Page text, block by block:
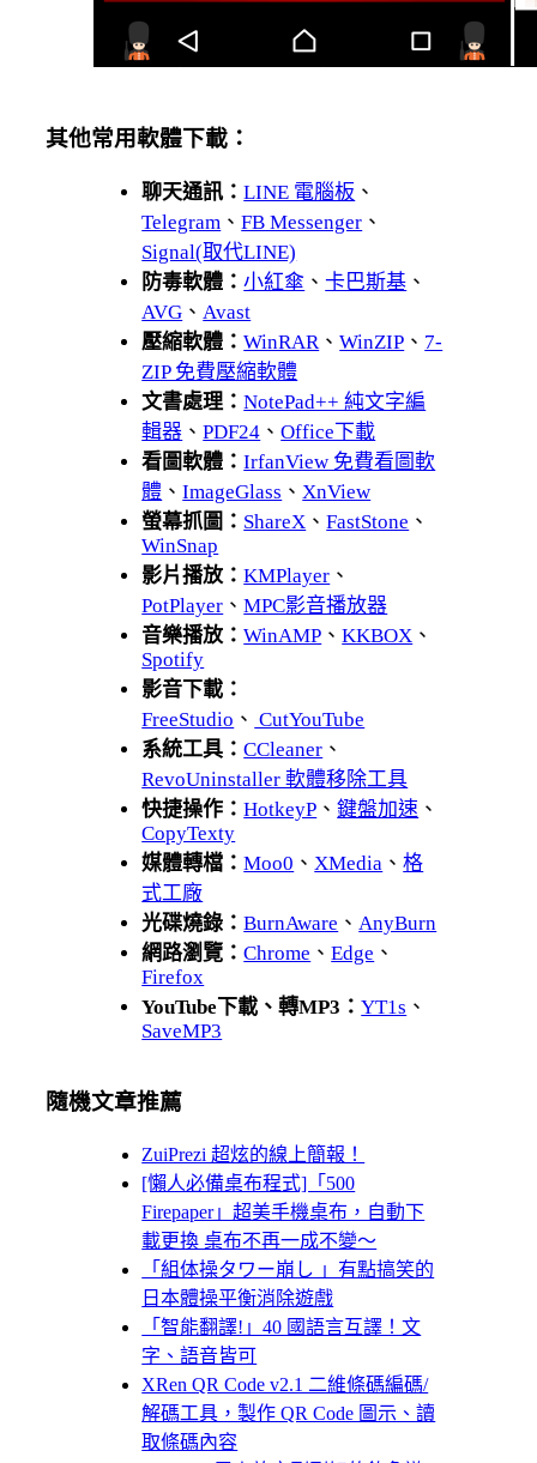
其他常用軟體下載：
聊天通訊：LINE 電腦板 、
Telegram 、FB Messenger 、
Signal(取代LINE)
防毒軟體：小紅傘 、卡巴斯基 、
AVG 、 Avast
壓縮軟體：WinRAR 、WinZIP 、 7-
ZIP 免費壓縮軟體
文書處理：NotePad++ 純文字編
輯器 、PDF24 、Office下載
看圖軟體：IrfanView 免費看圖軟
體 、ImageGlass 、 XnView
螢幕抓圖： ShareX 、FastStone 、
WinSnap
影片播放：KMPlayer 、
PotPlayer 、MPC影音播放器
音樂播放：WinAMP 、KKBOX 、
Spotify
影音下載：
FreeStudio 、 CutYouTube
系統工具：CCleaner 、
RevoUninstaller 軟體移除工具
快捷操作：HotkeyP 、鍵盤加速 、
CopyTexty
媒體轉檔：Moo0 、 XMedia 、格
式工廠
光碟燒錄：BurnAware 、 AnyBurn
網路瀏覽：Chrome 、Edge 、
Firefox
YouTube下載、轉MP3：YT1s 、
SaveMP3
隨機文章推薦
ZuiPrezi 超炫的線上簡報！
[懶人必備桌布程式]「500
Firepaper」超美手機桌布，自動下
載更換 桌布不再一成不變～
「組体操タワー崩し 」有點搞笑的
日本體操平衡消除遊戲
「智能翻譯!」40 國語言互譯！文
字、語音皆可
XRen QR Code v2.1 二維條碼編碼/
解碼工具，製作 QR Code 圖示、讀
取條碼內容